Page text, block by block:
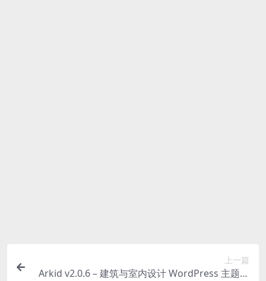
上一篇
Arkid v2.0.6 – 建筑与室内设计 WordPress 主题下